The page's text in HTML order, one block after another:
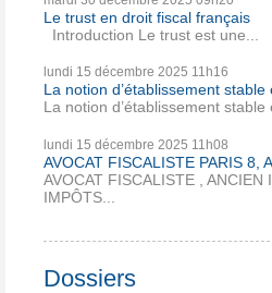
Le trust en droit fiscal français
Introduction Le trust est une...
lundi 15 décembre 2025 11h16
La notion d’établissement stable
La notion d’établissement stable
lundi 15 décembre 2025 11h08
AVOCAT FISCALISTE PARIS 8,
AVOCAT FISCALISTE , ANCIEN
IMPÔTS...
Dossiers